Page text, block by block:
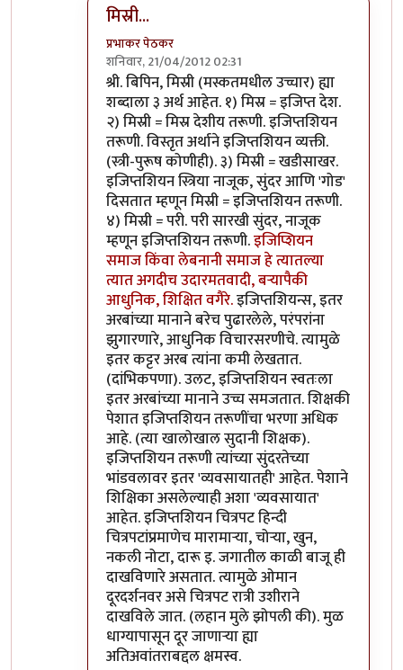
मिस्री...
प्रभाकर पेठकर
शनिवार, 21/04/2012 02:31
In reply to@चित्रगुप्त : क्षमस्व. चुकीby
श्री. बिपिन, मिस्री (मस्कतमधील उच्चार) ह्या
शब्दाला ३ अर्थ आहेत. १) मिस्र = इजिप्त देश.
२) मिस्री = मिस्र देशीय तरूणी. इजिप्तशियन
तरूणी. विस्तृत अर्थाने इजिप्तशियन व्यक्ती.
(स्त्री-पुरूष कोणीही). ३) मिस्री = खडीसाखर.
इजिप्तशियन स्त्रिया नाजूक, सुंदर आणि 'गोड'
दिसतात म्हणून मिस्री = इजिप्तशियन तरूणी.
४) मिस्री = परी. परी सारखी सुंदर, नाजूक
म्हणून इजिप्तशियन तरूणी.इजिप्शियन
समाज किंवा लेबनानी समाज हे त्यातल्या
त्यात अगदीच उदारमतवादी, बर्‍यापैकी
आधुनिक, शिक्षित वगैरे.इजिप्तशियन्स, इतर
अरबांच्या मानाने बरेच पुढारलेले, परंपरांना
झुगारणारे, आधुनिक विचारसरणीचे. त्यामुळे
इतर कट्टर अरब त्यांना कमी लेखतात.
(दांभिकपणा). उलट, इजिप्तशियन स्वतःला
इतर अरबांच्या मानाने उच्च समजतात. शिक्षकी
पेशात इजिप्तशियन तरूणींचा भरणा अधिक
आहे. (त्या खालोखाल सुदानी शिक्षक).
इजिप्तशियन तरूणी त्यांच्या सुंदरतेच्या
भांडवलावर इतर 'व्यवसायातही' आहेत. पेशाने
शिक्षिका असलेल्याही अशा 'व्यवसायात'
आहेत. इजिप्तशियन चित्रपट हिन्दी
चित्रपटांप्रमाणेच मारामार्‍या, चोर्‍या, खुन,
नकली नोटा, दारू इ. जगातील काळी बाजू ही
दाखविणारे असतात. त्यामुळे ओमान
दूरदर्शनवर असे चित्रपट रात्री उशीराने
दाखविले जात. (लहान मुले झोपली की). मुळ
धाग्यापासून दूर जाणार्‍या ह्या
अतिअवांतराबद्दल क्षमस्व.